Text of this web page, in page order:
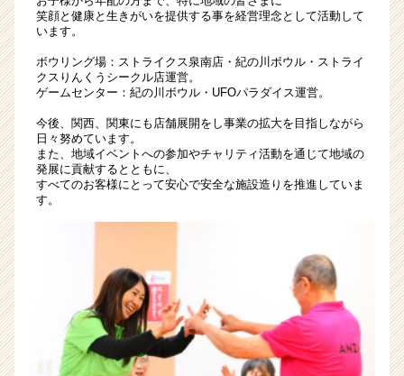
チ
ャ
成
長
企
業
ら
ス
カ
届
く
就
活
イ
笑顔と健康と生きがいを提供する事を経営理念として活動して
います。
ボウリング場：ストライクス泉南店・紀の川ボウル・ストライ
クスりんくうシークル店運営。
ゲームセンター：紀の川ボウル・UFOパラダイス運営。
今後、関西、関東にも店舗展開をし事業の拡大を目指しながら
日々努めています。
また、地域イベントへの参加やチャリティ活動を通じて地域の
発展に貢献するとともに、
すべてのお客様にとって安心で安全な施設造りを推進していま
す。